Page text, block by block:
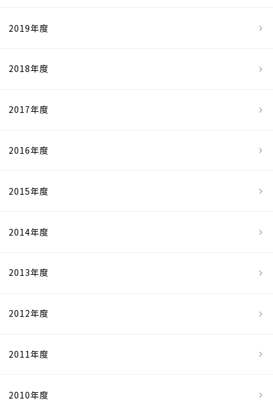
2019年度
2018年度
2017年度
2016年度
2015年度
2014年度
2013年度
2012年度
2011年度
2010年度